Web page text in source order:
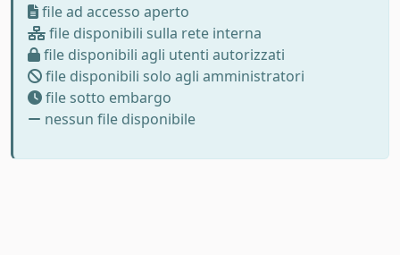
file ad accesso aperto
file disponibili sulla rete interna
file disponibili agli utenti autorizzati
file disponibili solo agli amministratori
file sotto embargo
nessun file disponibile